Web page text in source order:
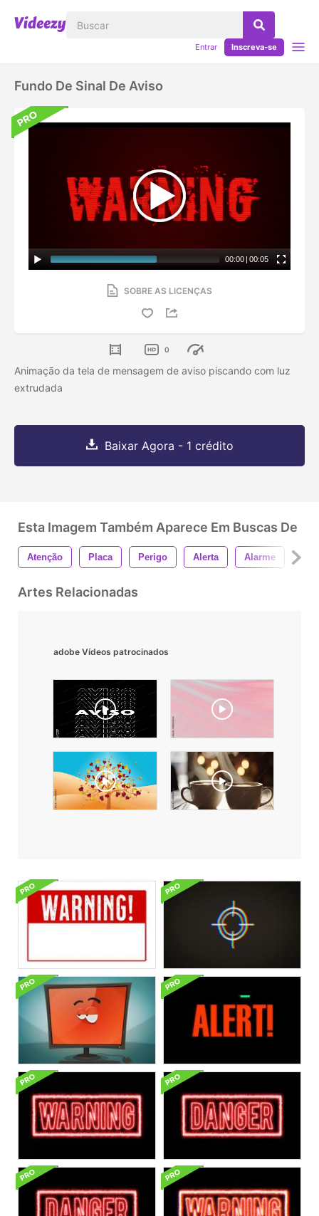
Entrar Inscreva-se
Fundo De Sinal De Aviso
00:00 | 00:05
SOBRE AS LICENÇAS
0
Animação da tela de mensagem de aviso piscando com luz
extrudada
Baixar Agora - 1 crédito
Esta Imagem Também Aparece Em Buscas De
Atenção Placa Perigo Alerta Alarme
Artes Relacionadas
adobe Vídeos patrocinados